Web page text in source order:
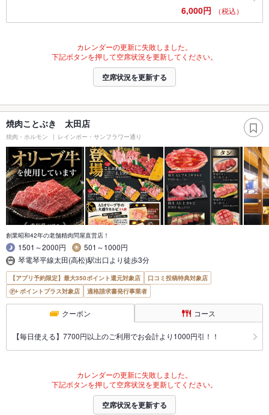
6,000円 （税込）
カレンダーの更新に失敗しました。
下記ボタンを押して空席状況を更新してください。
空席状況を更新する
焼肉ことぶき 太田店
焼肉・ホルモン レインボー・サンフラワー通り
創業昭和42年の老舗精肉問屋直営店！
1501～2000円
501～1000円
琴電琴平線太田(高松)駅出口より徒歩3分
【アプリ予約限定】最大350ポイント還元対象店
口コミ投稿特典対象店
ポイントプラス対象店
適格請求書発行事業者
クーポン コース
【毎日使える】7700円以上のご利用でお会計より1000円引！！
カレンダーの更新に失敗しました。
下記ボタンを押して空席状況を更新してください。
空席状況を更新する